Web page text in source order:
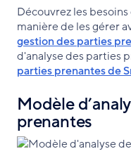
Découvrez les
manière de les gérer
gestion des parties
d'analyse des parties
parties prenantes de
Modèle
prenantes